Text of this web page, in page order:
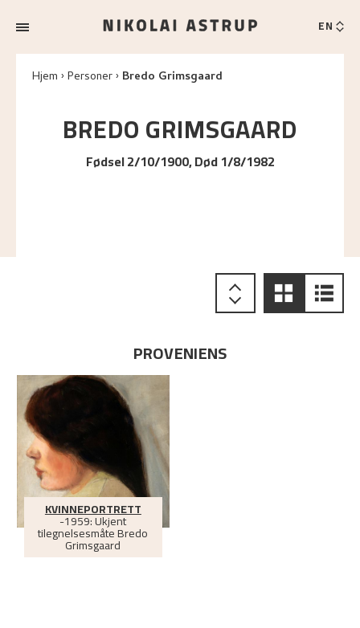
EN
Hjem Personer Bredo Grimsgaard
BREDOGRIMSGAARD
Fødsel 2/10/1900, Død 1/8/1982
PROVENIENS
KVINNEPORTRETT
-1959: Ukjent
tilegnelsesmåte Bredo
Grimsgaard